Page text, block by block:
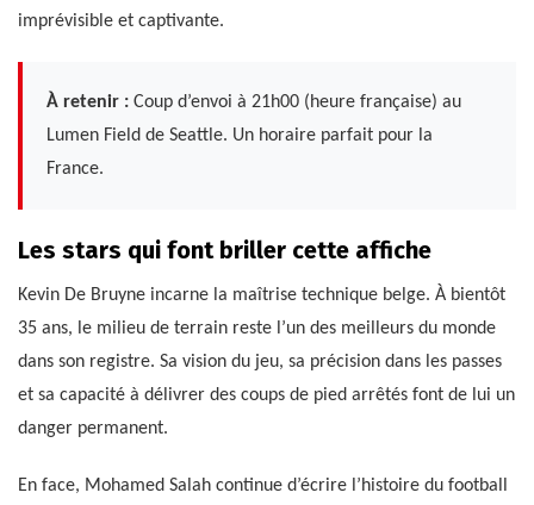
imprévisible et captivante.
À retenir : Coup d’envoi à 21h00 (heure française) au
Lumen Field de Seattle. Un horaire parfait pour la
France.
Les stars qui font briller cette affiche
Kevin De Bruyne incarne la maîtrise technique belge. À bientôt
35 ans, le milieu de terrain reste l’un des meilleurs du monde
dans son registre. Sa vision du jeu, sa précision dans les passes
et sa capacité à délivrer des coups de pied arrêtés font de lui un
danger permanent.
En face, Mohamed Salah continue d’écrire l’histoire du football